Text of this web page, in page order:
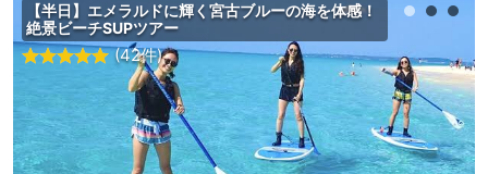
【半日】エメラルドに輝く宮古ブルーの海を体感！
絶景ビーチSUPツアー
(42件)